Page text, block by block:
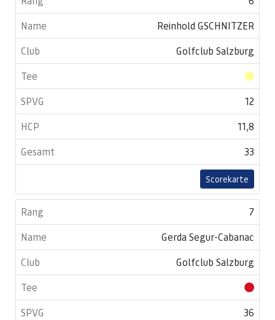
Reinhold GSCHNITZER
Golfclub Salzburg
12
11,8
33
Scorekarte
7
Gerda Segur-Cabanac
Golfclub Salzburg
36